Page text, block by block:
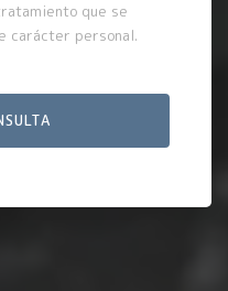
que se
carácter personal.